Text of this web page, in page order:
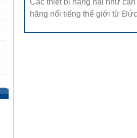
Các thiết bị hàng hải như
hãng nổi tiếng thế giới từ